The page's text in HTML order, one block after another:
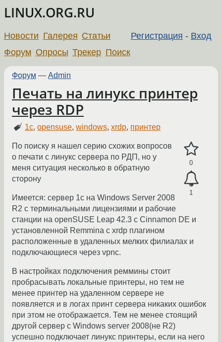
LINUX.ORG.RU
Регистрация - Вход
Новости Галерея Статьи
Форум Опросы Трекер Поиск
Форум — Admin
Печать на линукс принтер
через RDP
1с,opensuse,windows,xrdp, принтер
0
1
По поиску я нашел серию схожих вопросов
о печати с линукс сервера по РДП, но у
меня ситуация несколько в обратную
сторону
Имеется: сервер 1с на Windows Server 2008
R2 с терминальными лицензиями и рабочие
станции на openSUSE Leap 42.3 с Cinnamon DE и
установленной Remmina с xrdp плагином
расположенные в удаленных мелких филиалах и
подключающиеся через vpnc.
В настройках подключения реммины стоит
пробрасывать локальные принтеры, но тем не
менее принтер на удаленном сервере не
появляется и в логах принт сервера никаких ошибок
при этом не отображается. Тем не менее стоящий
другой сервер с Windows server 2008(не R2)
успешно подключает линукс принтеры, если на него